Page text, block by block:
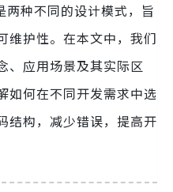
种不同的设计模式，旨
维护性。在本文中，我们
、应用场景及其实际区
如何在不同开发需求中选
结构，减少错误，提高开